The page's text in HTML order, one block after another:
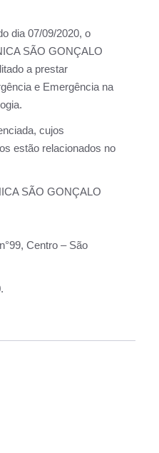
dia07/09/2020, o
SÃO GONÇALO
a prestar
e Emergência na
cujos
estão relacionados no
SÃO GONÇALO
Centro – São